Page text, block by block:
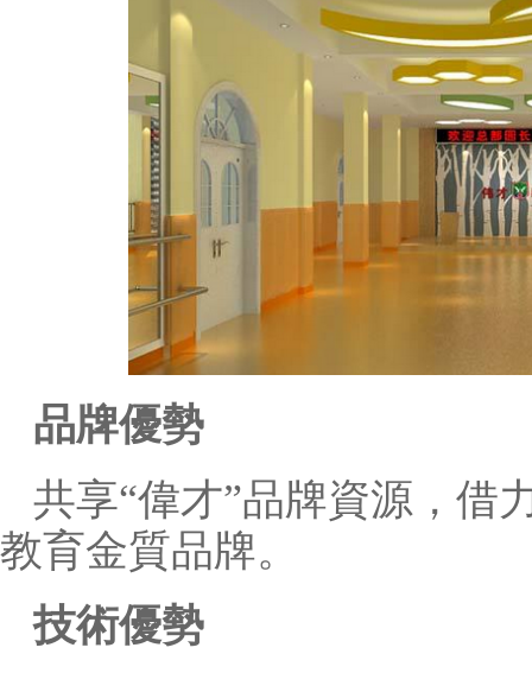
品牌優勢
共享“偉才”品牌資源，借
教育金質品牌。
技術優勢